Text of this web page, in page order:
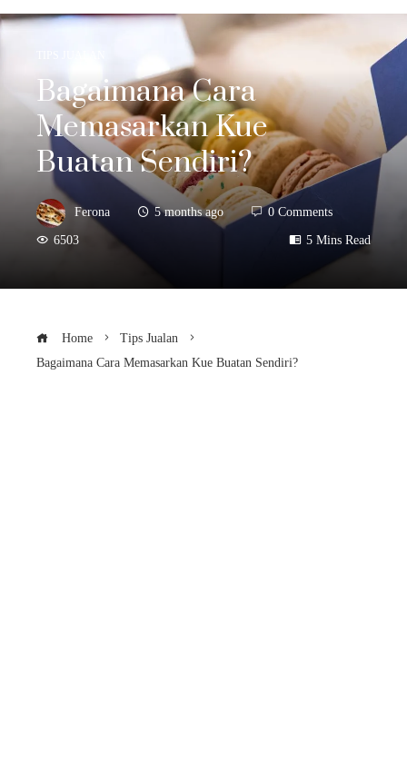
Bagaimana Cara
Memasarkan Kue
Buatan Sendiri?
Ferona 5 months ago 0 Comments
6503 5 Mins Read
Home
Tips Jualan
Bagaimana Cara Memasarkan Kue Buatan Sendiri?